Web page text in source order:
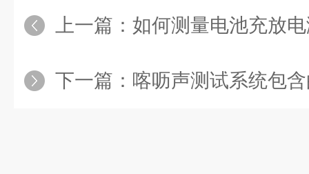
上一篇： 如何测量电池充放电
下一篇： 喀呖声测试系统包